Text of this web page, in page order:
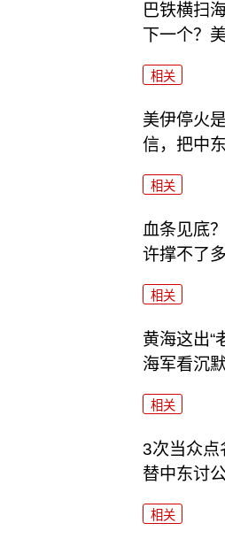
巴铁横扫
下一个？
相关
美伊停火
信，把中
相关
血条见底
许撑不了
相关
黄海这出“
海军看沉
相关
3次当众点
替中东讨
相关